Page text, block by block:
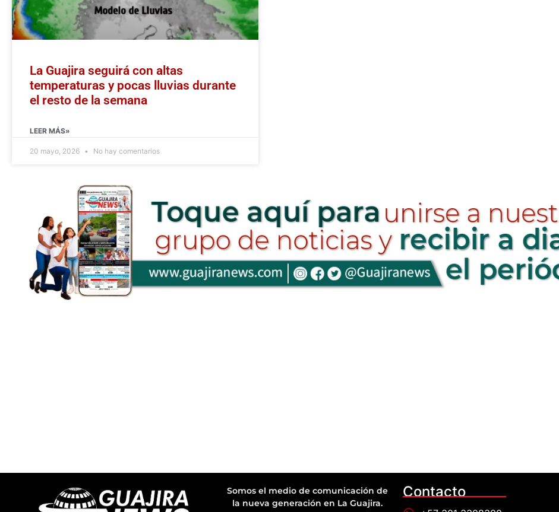
La Guajira seguirá con altas
temperaturas y pocas lluvias durante
el resto de la semana
LEER MÁS»
20 mayo, 2026 No hay comentarios
Somos el medio de comunicación de
la nueva generación en La Guajira.
Contacto